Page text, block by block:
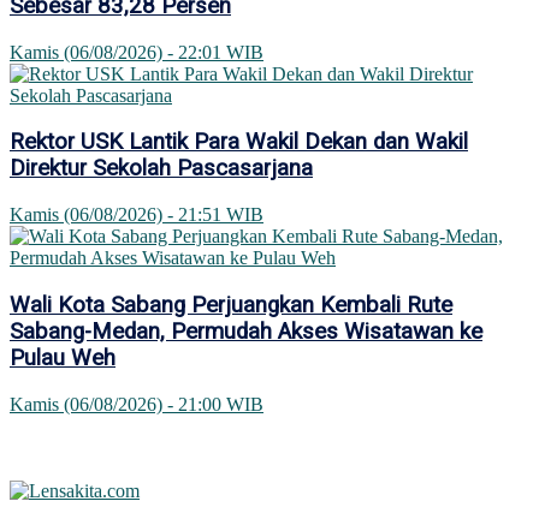
Sebesar 83,28 Persen
Kamis (06/08/2026) - 22:01 WIB
Rektor USK Lantik Para Wakil Dekan dan Wakil
Direktur Sekolah Pascasarjana
Kamis (06/08/2026) - 21:51 WIB
Wali Kota Sabang Perjuangkan Kembali Rute
Sabang-Medan, Permudah Akses Wisatawan ke
Pulau Weh
Kamis (06/08/2026) - 21:00 WIB